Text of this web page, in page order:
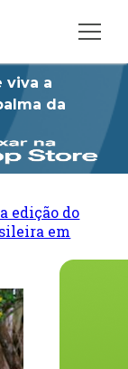
viva a
da
edição do
em